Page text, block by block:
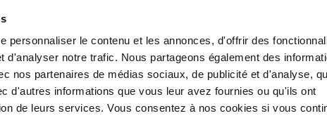
personnaliser le contenu et les annonces, d'offrir des
d'analyser notre trafic. Nous partageons également des
nos partenaires de médias sociaux, de publicité et d'analyse,
d'autres informations que vous leur avez fournies ou qu'ils ont
de leurs services. Vous consentez à nos cookies si vous